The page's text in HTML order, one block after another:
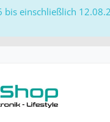
bis einschließlich